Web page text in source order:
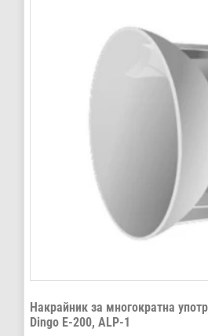
Накрайник за многократна
Dingo E-200, ALP-1